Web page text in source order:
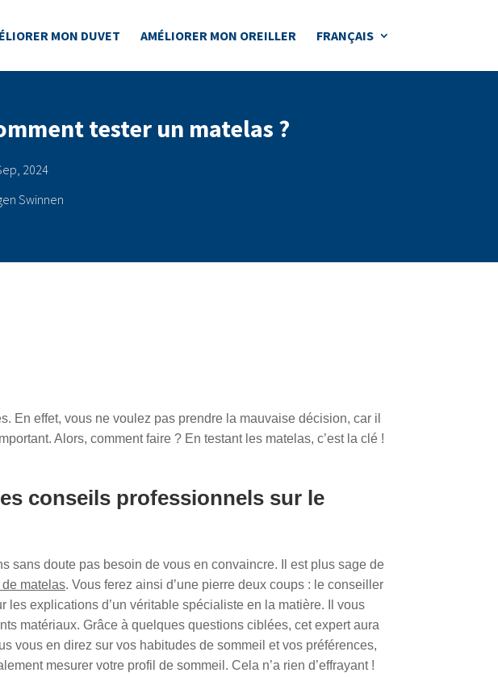
MON DUVET AMÉLIORER MON OREILLER FRANÇAIS
tester un matelas ?
2024
Swinnen
En effet, vous ne voulez pas prendre la mauvaise décision, car il
Alors, comment faire ? En testant les matelas, c’est la clé !
conseils professionnels sur le
sans doute pas besoin de vous en convaincre. Il est plus sage de
matelas. Vous ferez ainsi d’une pierre deux coups : le conseiller
explications d’un véritable spécialiste en la matière. Il vous
matériaux. Grâce à quelques questions ciblées, cet expert aura
vous en direz sur vos habitudes de sommeil et vos préférences,
mesurer votre profil de sommeil. Cela n’a rien d’effrayant !